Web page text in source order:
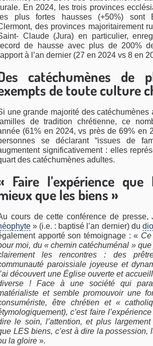
En 2024, les trois provinces
plus fortes hausses (+50%) sont
des provinces majoritairement
Claude (Jura) en particulier,
de hausse avec plus de 200%
à l’an dernier (27 en 2024 vs 8 en
catéchumènes de
de toute culture
une grande majorité des catéchumènes
de tradition chrétienne, ce
(61% en 2024, vs près de 69% en
se déclarant “issues de
significativement : elles
des catéchumènes adultes.
Faire l’expérience
que les biens »
cours de cette conférence de presse,
» (i.e. : baptisé l’an dernier) du
apporté son témoignage : «
moi, du « chemin catéchuménal » que
les rencontres : des
paroissiale joyeuse et
découvert une Église ouverte et
! Face à une société qui
et semble promouvoir une
être chrétien et «
c’est faire
le soin, l’attention, et plus largement
LES biens, c’est à dire la possession,
la gloire ».